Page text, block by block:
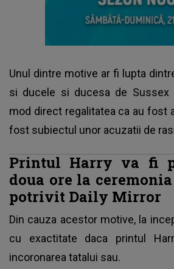
Unul dintre motive ar fi lupta
si ducele si ducesa de Sussex
mod direct regalitatea ca au fost
fost subiectul unor acuzatii de
Printul Harry va fi
doua ore la
potrivit Daily Mirror
Din cauza acestor motive, la
cu exactitate daca printul
incoronarea tatalui sau.